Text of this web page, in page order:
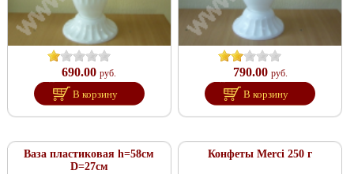
690.00 руб.
В корзину
790.00 руб.
В корзину
Ваза пластиковая h=58см
D=27см
Конфеты Merci 250 г